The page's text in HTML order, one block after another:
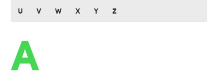
U V W X Y Z
A